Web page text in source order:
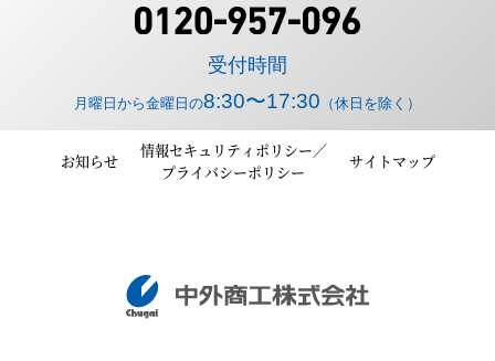
受付時間
月曜日から金曜日の8:30〜17:30 （休日を除く）
お知らせ
情報セキュリティポリシー／
プライバシーポリシー
サイトマップ